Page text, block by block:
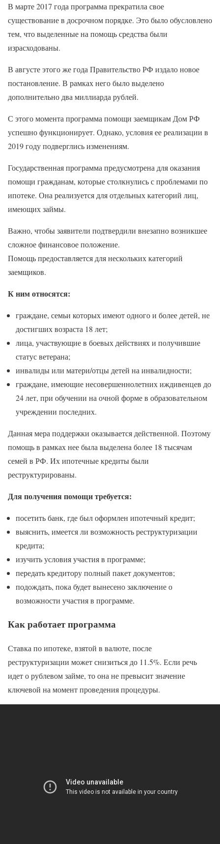
В марте 2017 года программа прекратила свое
существование в досрочном порядке. Это было обусловлено
тем, что выделенные на помощь средства были
израсходованы.
В августе этого же года Правительство РФ издало новое
постановление. В рамках него было выделено
дополнительно два миллиарда рублей.
С этого момента программа помощи заемщикам Дом РФ
успешно функционирует. Однако, условия ее реализации в
2019 году подверглись изменениям.
Государственная программа предусмотрена для оказания
помощи гражданам, которые столкнулись с проблемами по
ипотеке. Она реализуется для отдельных категорий лиц,
имеющих займы.
Важно, чтобы заявители подтвердили внезапно возникшее
сложное финансовое положение.
Помощь предоставляется для нескольких категорий
заемщиков.
К ним относятся:
граждане, семьи которых имеют одного и более детей, не
достигших возраста 18 лет;
лица, участвующие в боевых действиях и получившие
статус ветерана;
инвалиды или матери/отцы детей на инвалидности;
граждане, имеющие несовершеннолетних иждивенцев до
24 лет, при обучении на очной форме в образовательном
учреждении последних.
Данная мера поддержки оказывается действенной. Поэтому
помощь в рамках нее была выделена более 18 тысячам
семей в РФ. Их ипотечные кредиты были
реструктурированы.
Для получения помощи требуется:
посетить банк, где был оформлен ипотечный кредит;
выяснить, имеется ли возможность реструктуризации
кредита;
изучить условия участия в программе;
передать кредитору полный пакет документов;
подождать, пока будет вынесено заключение о
возможности участия в программе.
Как работает программа
Ставка по ипотеке, взятой в валюте, после
реструктуризации может снизиться до 11.5%. Если речь
идет о рублевом займе, то она не превысит значение
ключевой на момент проведения процедуры.